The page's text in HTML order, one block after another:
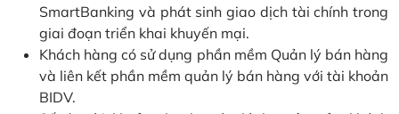
SmartBanking và phát sinh giao dịch tài chính trong
giai đoạn triển khai khuyến mại.
Khách hàng có sử dụng phần mềm Quản lý bán hàng
và liên kết phần mềm quản lý bán hàng với tài khoản
BIDV.